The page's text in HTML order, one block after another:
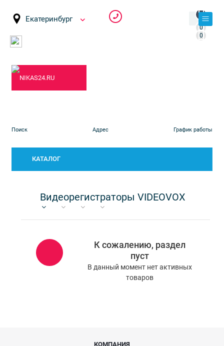
Екатеринбург
0
0
0
КАТАЛОГ
Видеорегистраторы VIDEOVOX
К сожалению, раздел
пуст
В данный момент нет активных
товаров
КОМПАНИЯ